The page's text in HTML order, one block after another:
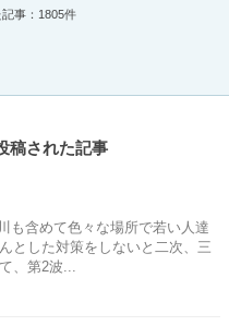
事：1805件
稿された記事
含めて色々な場所で若い人達
とした対策をしないと二次、三
、第2波...